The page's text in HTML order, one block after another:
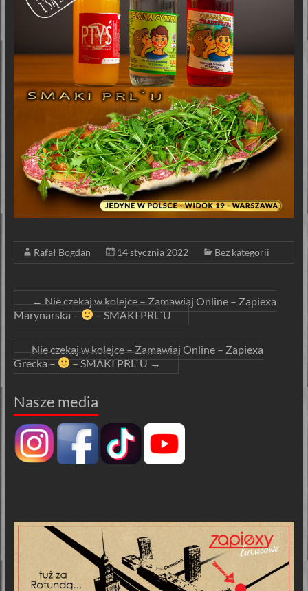
Rafał Bogdan 14 stycznia 2022 Bez kategorii
← Nie czekaj w kolejce – Zamawiaj Online – Zapiexa
Marynarska –
– SMAKI PRL`U
Nie czekaj w kolejce – Zamawiaj Online – Zapiexa
Grecka –
– SMAKI PRL`U→
Nasze media